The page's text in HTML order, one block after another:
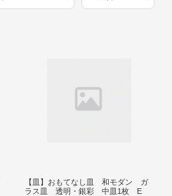
【皿】おもてなし皿 和モダン ガ
ラス皿 透明・銀彩 中皿1枚 E